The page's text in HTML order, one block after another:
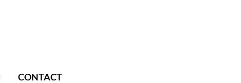
CONTACT